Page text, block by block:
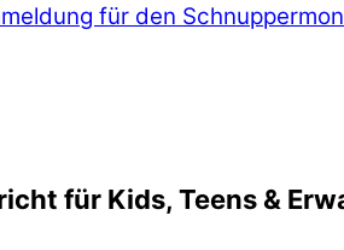
für den
für Kids, Teens &